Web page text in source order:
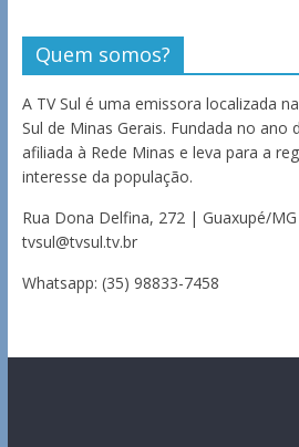
Quem somos?
A TV Sul é uma emissora localizada
Sul de Minas Gerais. Fundada no ano
afiliada à Rede Minas e leva para a
interesse da população.
Rua Dona Delfina, 272 | Guaxupé/
tvsul@tvsul.tv.br
Whatsapp: (35) 98833-7458